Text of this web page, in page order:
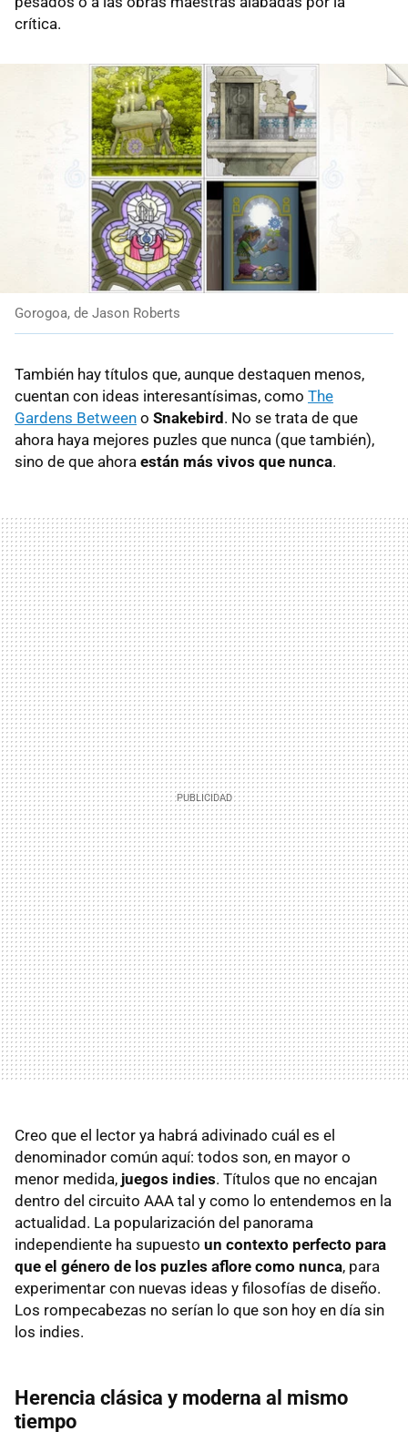
crítica.
Gorogoa, de Jason Roberts
También hay títulos que, aunque destaquen menos,
cuentan con ideas interesantísimas, como The
Gardens Between o Snakebird. No se trata de que
ahora haya mejores puzles que nunca (que también),
sino de que ahora están más vivos que nunca.
Creo que el lector ya habrá adivinado cuál es el
denominador común aquí: todos son, en mayor o
menor medida, juegos indies. Títulos que no encajan
dentro del circuito AAA tal y como lo entendemos en la
actualidad. La popularización del panorama
independiente ha supuesto un contexto perfecto para
que el género de los puzles aflore como nunca, para
experimentar con nuevas ideas y filosofías de diseño.
Los rompecabezas no serían lo que son hoy en día sin
los indies.
Herencia clásica y moderna al mismo
tiempo